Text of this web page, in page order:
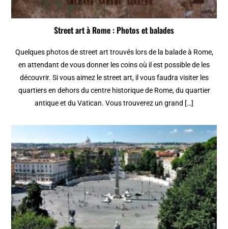
Street art à Rome : Photos et balades
Quelques photos de street art trouvés lors de la balade à Rome,
en attendant de vous donner les coins où il est possible de les
découvrir. Si vous aimez le street art, il vous faudra visiter les
quartiers en dehors du centre historique de Rome, du quartier
antique et du Vatican. Vous trouverez un grand […]